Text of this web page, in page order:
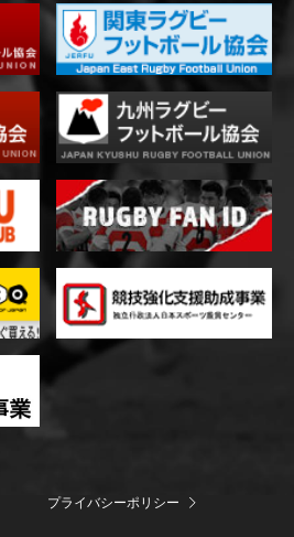
プライバシーポリシー